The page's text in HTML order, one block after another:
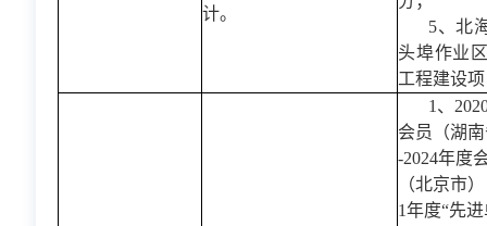
计。
5、北
头埠作业
工程建设
1、
会员（湖
-2024年度
（北京市
1年度“先